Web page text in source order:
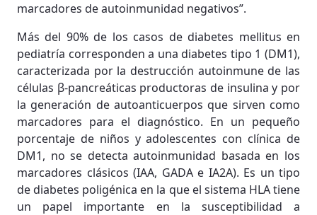
marcadores de autoinmunidad negativos”.
Más del 90% de los casos de diabetes mellitus en
pediatría corresponden a una diabetes tipo 1 (DM1),
caracterizada por la destrucción autoinmune de las
células β-pancreáticas productoras de insulina y por
la generación de autoanticuerpos que sirven como
marcadores para el diagnóstico. En un pequeño
porcentaje de niños y adolescentes con clínica de
DM1, no se detecta autoinmunidad basada en los
marcadores clásicos (IAA, GADA e IA2A). Es un tipo
de diabetes poligénica en la que el sistema HLA tiene
un papel importante en la susceptibilidad a